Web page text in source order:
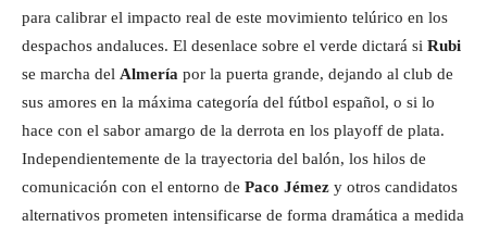
para calibrar el impacto real de este movimiento telúrico en los
despachos andaluces. El desenlace sobre el verde dictará si Rubi
se marcha del Almería por la puerta grande, dejando al club de
sus amores en la máxima categoría del fútbol español, o si lo
hace con el sabor amargo de la derrota en los playoff de plata.
Independientemente de la trayectoria del balón, los hilos de
comunicación con el entorno de Paco Jémez y otros candidatos
alternativos prometen intensificarse de forma dramática a medida